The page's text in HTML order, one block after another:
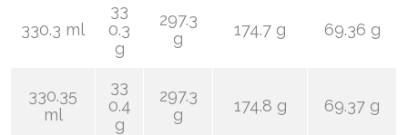
330.3 ml
33
0.3
g
297.3
g
174.7 g 69.36 g
330.35
ml
33
0.4
g
297.3
g
174.8 g 69.37 g